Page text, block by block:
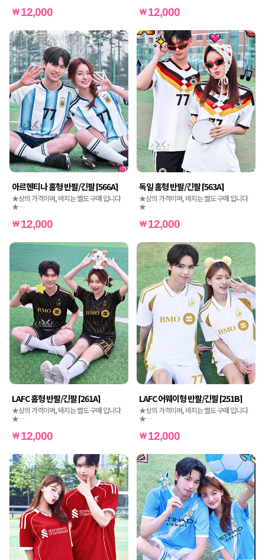
12,000 12,000
아르헨티나 홈형 반팔/긴팔 [566A]
★상의 가격이며, 바지는 별도 구매 입니다
★
12,000
독일 홈형 반팔/긴팔 [563A]
★상의 가격이며, 바지는 별도 구매 입니다
★
12,000
LAFC 홈형 반팔/긴팔 [261A]
★상의 가격이며, 바지는 별도 구매 입니다
★
12,000
LAFC 어웨이형 반팔/긴팔 [251B]
★상의 가격이며, 바지는 별도 구매 입니다
★
12,000